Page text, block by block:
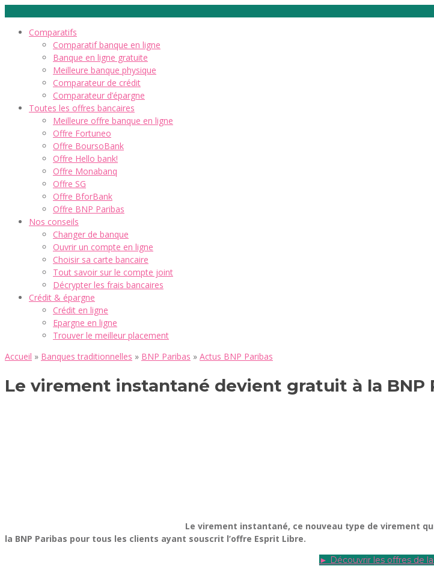
Comparatifs
Comparatif banque en ligne
Banque en ligne gratuite
Meilleure banque physique
Comparateur de crédit
Comparateur d’épargne
Toutes les offres bancaires
Meilleure offre banque en ligne
Offre Fortuneo
Offre BoursoBank
Offre Hello bank!
Offre Monabanq
Offre SG
Offre BforBank
Offre BNP Paribas
Nos conseils
Changer de banque
Ouvrir un compte en ligne
Choisir sa carte bancaire
Tout savoir sur le compte joint
Décrypter les frais bancaires
Crédit & épargne
Crédit en ligne
Epargne en ligne
Trouver le meilleur placement
Accueil » Banques traditionnelles » BNP Paribas » Actus BNP Paribas
Le virement instantané devient gratuit à la BNP
Le virement instantané, ce nouveau type de virement
la BNP Paribas pour tous les clients ayant souscrit l’offre Esprit Libre.
► Découvrir les offres de